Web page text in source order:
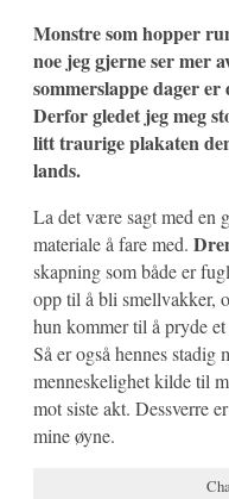
Monstre som hopper
noe jeg gjerne ser mer
sommerslappe dager
Derfor gledet jeg meg
litt traurige plakaten
lands.
La det være sagt med en
materiale å fare med.
skapning som både er
opp til å bli smellvakker,
hun kommer til å pryde
Så er også hennes
menneskelighet kilde til
mot siste akt. Dessverre
mine øyne.